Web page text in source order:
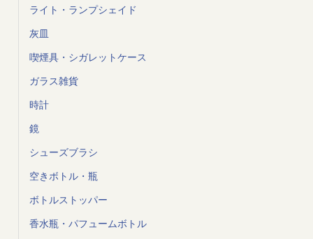
ライト・ランプシェイド
灰皿
喫煙具・シガレットケース
ガラス雑貨
時計
鏡
シューズブラシ
空きボトル・瓶
ボトルストッパー
香水瓶・パフュームボトル